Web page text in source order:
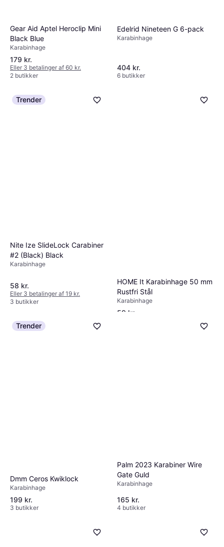
Gear Aid Aptel Heroclip Mini
Black Blue
Karabinhage
179 kr.
Eller 3 betalinger af 60 kr.
2 butikker
Edelrid Nineteen G 6-pack
Karabinhage
404 kr.
6 butikker
Trender
Nite Ize SlideLock Carabiner
#2 (Black) Black
Karabinhage
58 kr.
Eller 3 betalinger af 19 kr.
3 butikker
HOME It Karabinhage 50 mm
Rustfri Stål
Karabinhage
59 kr.
Trender
Dmm Ceros Kwiklock
Karabinhage
199 kr.
3 butikker
Palm 2023 Karabiner Wire
Gate Guld
Karabinhage
165 kr.
4 butikker